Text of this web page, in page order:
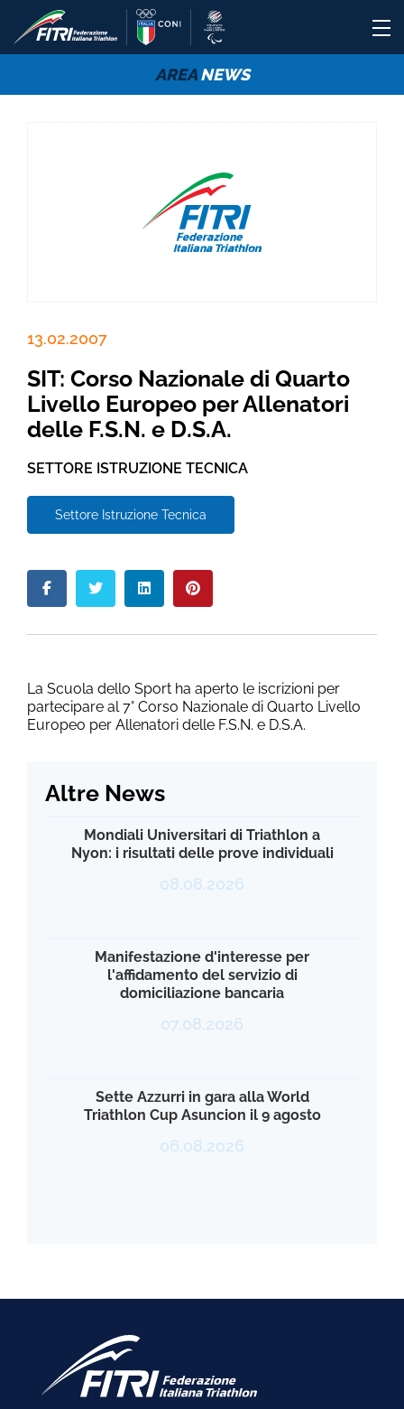
AREANEWS
13.02.2007
SIT: Corso Nazionale di Quarto
Livello Europeo per Allenatori
delle F.S.N. e D.S.A.
SETTORE ISTRUZIONE TECNICA
Settore Istruzione Tecnica
La Scuola dello Sport ha aperto le iscrizioni per
partecipare al 7° Corso Nazionale di Quarto Livello
Europeo per Allenatori delle F.S.N. e D.S.A.
Altre News
Mondiali Universitari di Triathlon a
Nyon: i risultati delle prove individuali
08.08.2026
Manifestazione d'interesse per
l'affidamento del servizio di
domiciliazione bancaria
07.08.2026
Sette Azzurri in gara alla World
Triathlon Cup Asuncion il 9 agosto
06.08.2026